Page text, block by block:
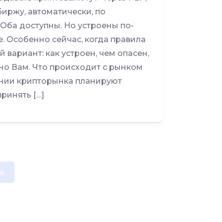
автоматически, по
доступны. Но устроены по-
Особенно сейчас, когда правила
как устроен, чем опасен,
Вам. Что происходит с рынком
крипторынка планируют
[…]